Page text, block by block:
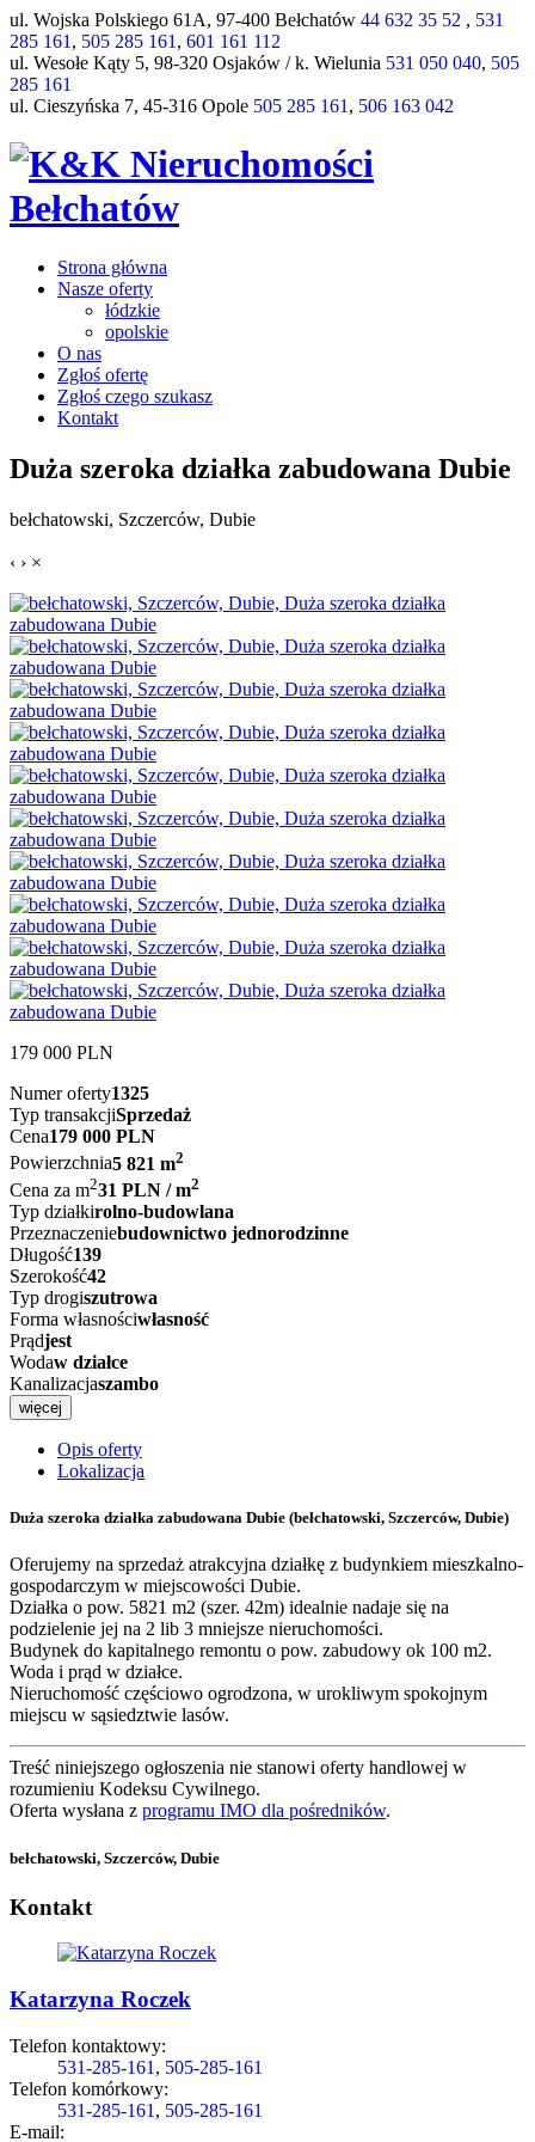
ul. Wojska Polskiego 61A, 97-400 Bełchatów 44 632 35 52 , 531
285 161 , 505 285 161 , 601 161 112
ul. Wesołe Kąty 5, 98-320 Osjaków / k. Wielunia 531 050 040, 505
285 161
ul. Cieszyńska 7, 45-316 Opole 505 285 161 , 506 163 042
Strona główna
Nasze oferty
łódzkie
opolskie
O nas
Zgłoś ofertę
Zgłoś czego szukasz
Kontakt
Duża szeroka działka zabudowana Dubie
bełchatowski, Szczerców, Dubie
‹ › ×
179 000 PLN
Numer oferty1325
Typ transakcjiSprzedaż
Cena179 000 PLN
Powierzchnia5 821 m2
Cena za m231 PLN / m2
Typ działkirolno-budowlana
Przeznaczeniebudownictwo jednorodzinne
Długość139
Szerokość42
Typ drogiszutrowa
Forma własnościwłasność
Prądjest
Wodaw działce
Kanalizacjaszambo
więcej
Opis oferty
Lokalizacja
Duża szeroka działka zabudowana Dubie (bełchatowski, Szczerców, Dubie)
Oferujemy na sprzedaż atrakcyjna działkę z budynkiem mieszkalno-
gospodarczym w miejscowości Dubie.
Działka o pow. 5821 m2 (szer. 42m) idealnie nadaje się na
podzielenie jej na 2 lib 3 mniejsze nieruchomości.
Budynek do kapitalnego remontu o pow. zabudowy ok 100 m2.
Woda i prąd w działce.
Nieruchomość częściowo ogrodzona, w urokliwym spokojnym
miejscu w sąsiedztwie lasów.
Treść niniejszego ogłoszenia nie stanowi oferty handlowej w
rozumieniu Kodeksu Cywilnego.
Oferta wysłana z programu IMO dla pośredników.
bełchatowski, Szczerców, Dubie
Kontakt
Katarzyna Roczek
Telefon kontaktowy:
531-285-161 , 505-285-161
Telefon komórkowy:
531-285-161 , 505-285-161
E-mail: